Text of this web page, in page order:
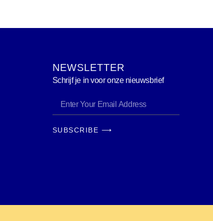
NEWSLETTER
Schrijf je in voor onze nieuwsbrief
SUBSCRIBE ⟶